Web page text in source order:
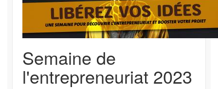
Semaine de
l'entrepreneuriat 2023